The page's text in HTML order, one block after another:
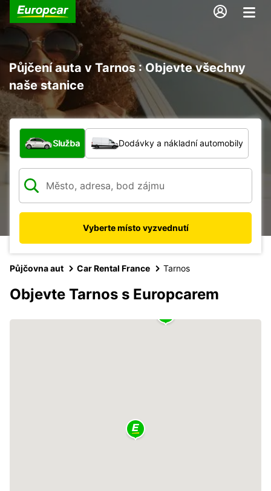
Půjčení auta v Tarnos : Objevte všechny
naše stanice
Jaký typ vozidla?
Služba Dodávky a nákladní automobily
Vyberte místo vyzvednutí
Půjčovna aut Car Rental France Tarnos
Objevte Tarnos s Europcarem